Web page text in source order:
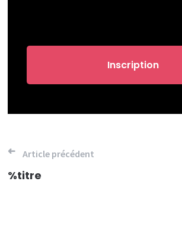
Navigation
de
Article précédent
%titre